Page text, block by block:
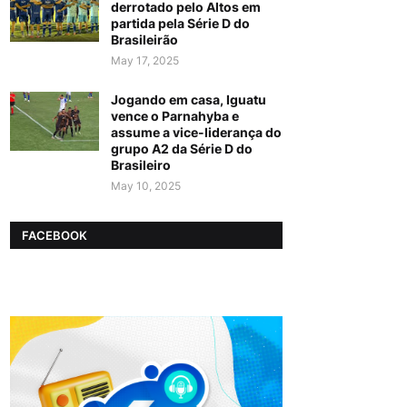
derrotado pelo Altos em
partida pela Série D do
Brasileirão
May 17, 2025
Jogando em casa, Iguatu
vence o Parnahyba e
assume a vice-liderança do
grupo A2 da Série D do
Brasileiro
May 10, 2025
FACEBOOK